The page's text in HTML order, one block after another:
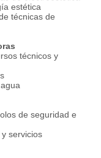
estética
técnicas de
técnicos y
de seguridad e
servicios